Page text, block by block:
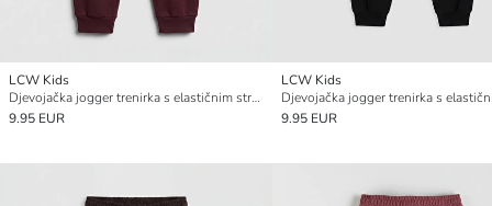
LCW Kids
Djevojačka jogger trenirka s elastičnim strukom
9.95 EUR
LCW Kids
9.95 EUR